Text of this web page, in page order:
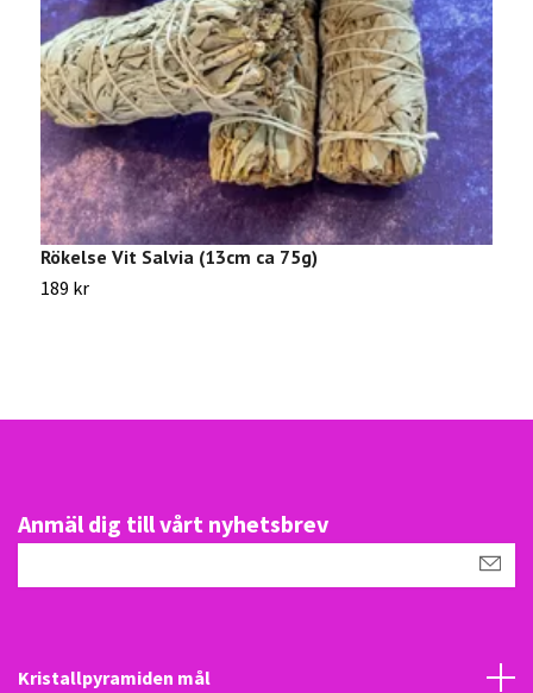
Rökelse Vit Salvia (13cm ca 75g)
189 kr
Anmäl dig till vårt nyhetsbrev
Kristallpyramiden mål